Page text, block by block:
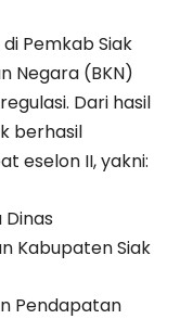
Pemkab Siak
Negara (BKN)
Dari hasil
berhasil
eselon II, yakni:
Dinas
Kabupaten Siak
Pendapatan